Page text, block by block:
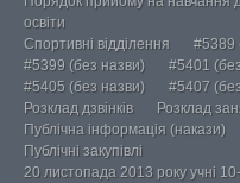
освіти
Спортивні відділення
#5389
#5399 (без назви)
#5401
#5405 (без назви)
#5407
Розклад дзвінків
Розклад
Публічна інформація (накази)
Публічні закупівлі
20 листопада 2013 року учні